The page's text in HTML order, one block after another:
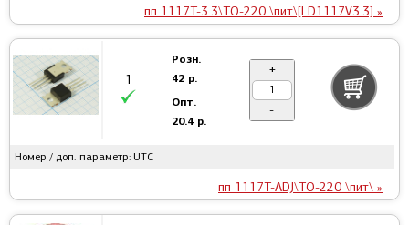
пп 1117T-3.3\TO-220 \пит\[LD1117V3.3] »
Номер / доп. параметр: UTC
пп 1117T-ADJ\TO-220 \пит\ »
1
Розн.
42 р.
Опт.
20.4 р.
+
-